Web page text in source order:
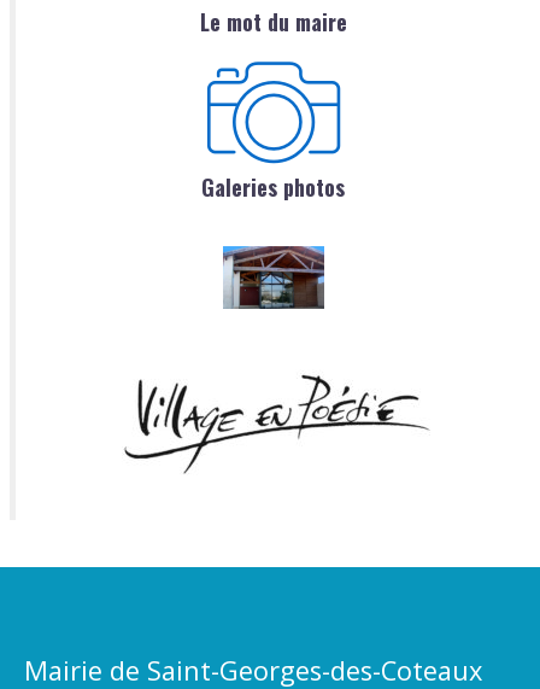
Le mot du maire
Galeries photos
Mairie de Saint-Georges-des-Coteaux